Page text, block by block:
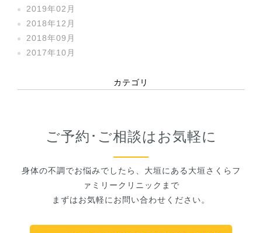
2019年02月
2018年12月
2018年09月
2017年10月
カテゴリ
ご予約･ご相談はお気軽に
身体の不調でお悩みでしたら、大垣にある大垣さくらフ
ァミリークリニックまで
まずはお気軽にお問い合わせください。